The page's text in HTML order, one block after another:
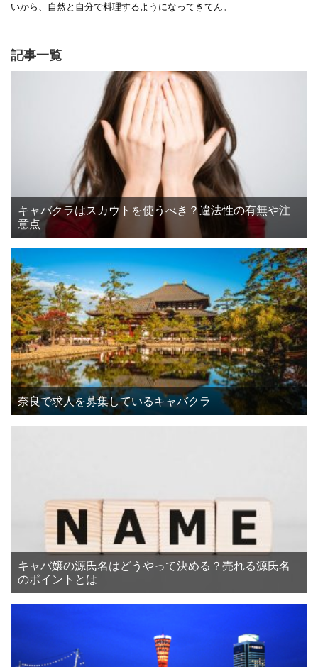
いから、自然と自分で料理するようになってきてん。
記事一覧
キャバクラはスカウトを使うべき？違法性の有無や注
意点
奈良で求人を募集しているキャバクラ
キャバ嬢の源氏名はどうやって決める？売れる源氏名
のポイントとは